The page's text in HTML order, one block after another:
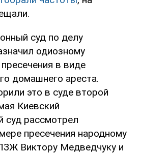
суд по делу
одиозному
в виде
домашнего ареста.
это в суде второй
Киевский
суд рассмотрел
пресечения народному
Виктору Медведчуку и